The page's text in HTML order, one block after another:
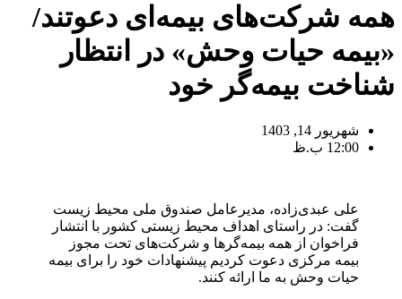
همه شرکت‌های بیمه‌ای دعوتند/
«بیمه حیات وحش» در انتظار
شناخت بیمه‌گر خود
شهریور 14, 1403
12:00 ب.ظ
علی عبدی‌زاده، مدیرعامل صندوق ملی محیط زیست
گفت: در راستای اهداف محیط زیستی کشور با انتشار
فراخوان از همه بیمه‌گرها و شرکت‌های تحت مجوز
بیمه مرکزی دعوت کردیم پیشنهادات خود را برای بیمه
حیات وحش به ما ارائه کنند.